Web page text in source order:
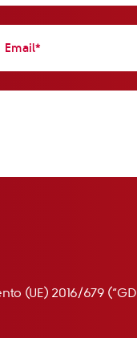
(UE) 2016/679